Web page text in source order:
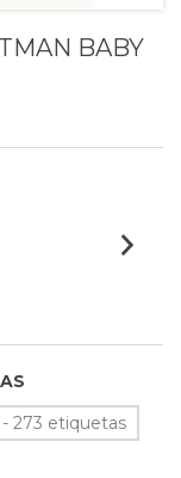
BABY
273 etiquetas